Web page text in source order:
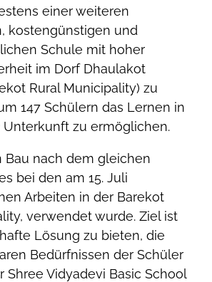
einer weiteren
kostengünstigen und
Schule mit hoher
im Dorf Dhaulakot
Rural Municipality) zu
147 Schülern das Lernen in
Unterkunft zu ermöglichen.
Bau nach dem gleichen
bei den am 15. Juli
Arbeiten in der Barekot
verwendet wurde. Ziel ist
Lösung zu bieten, die
Bedürfnissen der Schüler
Shree Vidyadevi Basic School